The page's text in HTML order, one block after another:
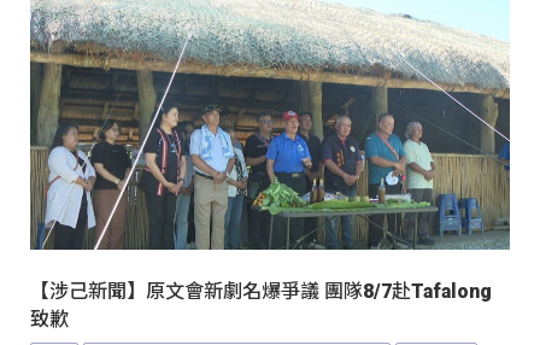
【涉己新聞】原文會新劇名爆爭議 團隊8/7赴Tafalong
致歉